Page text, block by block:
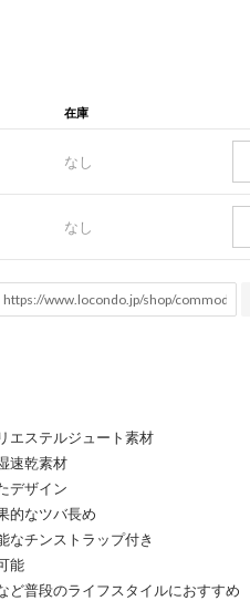
在庫
なし
なし
エステルジュート素材
速乾素材
デザイン
的なツバ長め
なチンストラップ付き
能
ど普段のライフスタイルにおすすめ